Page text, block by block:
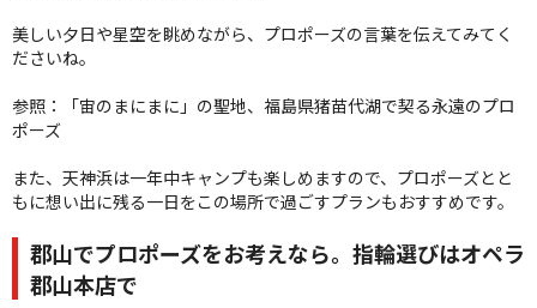
美しい夕日や星空を眺めながら、プロポーズの言葉を伝えてみてく
ださいね。
参照：
「宙のまにまに」の聖地、福島県猪苗代湖で契る永遠のプロ
ポーズ
また、天神浜は一年中キャンプも楽しめますので、プロポーズとと
もに想い出に残る一日をこの場所で過ごすプランもおすすめです。
郡山でプロポーズをお考えなら。指輪選びはオペラ
郡山本店で